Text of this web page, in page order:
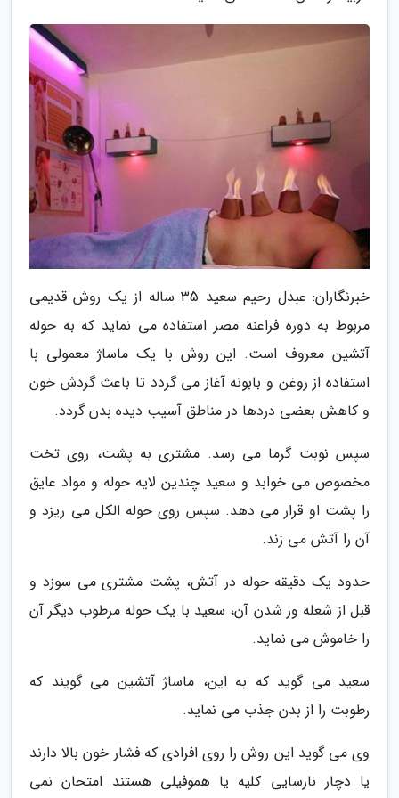
خبرنگاران: عبدل رحیم سعید 35 ساله از یک روش قدیمی
مربوط به دوره فراعنه مصر استفاده می نماید که به حوله
آتشین معروف است. این روش با یک ماساژ معمولی با
استفاده از روغن و بابونه آغاز می گردد تا باعث گردش خون
و کاهش بعضی دردها در مناطق آسیب دیده بدن گردد.
سپس نوبت گرما می رسد. مشتری به پشت، روی تخت
مخصوص می خوابد و سعید چندین لایه حوله و مواد عایق
را پشت او قرار می دهد. سپس روی حوله الکل می ریزد و
آن را آتش می زند.
حدود یک دقیقه حوله در آتش، پشت مشتری می سوزد و
قبل از شعله ور شدن آن، سعید با یک حوله مرطوب دیگر آن
را خاموش می نماید.
سعید می گوید که به این، ماساژ آتشین می گویند که
رطوبت را از بدن جذب می نماید.
وی می گوید این روش را روی افرادی که فشار خون بالا دارند
یا دچار نارسایی کلیه یا هموفیلی هستند امتحان نمی